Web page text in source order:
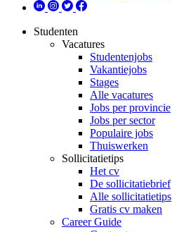
Studenten
Vacatures
Studentenjobs
Vakantiejobs
Stages
Alle vacatures
Jobs per provincie
Jobs per sector
Populaire jobs
Thuiswerken
Sollicitatietips
Het cv
De sollicitatiebrief
Alle sollicitatietips
Gratis cv maken
Career Guide